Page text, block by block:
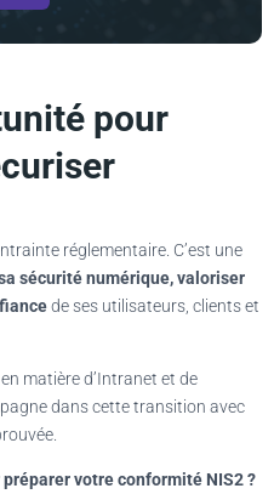
pour
réglementaire. C’est une
sécurité numérique, valoriser
de ses utilisateurs, clients et
matière d’Intranet et de
dans cette transition avec
votre conformité NIS2 ?